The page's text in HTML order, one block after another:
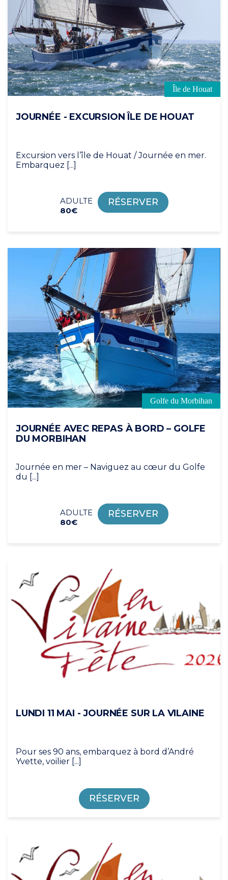
Île de Houat
JOURNÉE - EXCURSION ÎLE DE HOUAT
Excursion vers l’île de Houat / Journée en mer.
Embarquez [...]
ADULTE
80€
RÉSERVER
Golfe du Morbihan
JOURNÉE AVEC REPAS À BORD – GOLFE
DU MORBIHAN
Journée en mer – Naviguez au cœur du Golfe
du [...]
ADULTE
80€
RÉSERVER
LUNDI 11 MAI - JOURNÉE SUR LA VILAINE
Pour ses 90 ans, embarquez à bord d’André
Yvette, voilier [...]
RÉSERVER